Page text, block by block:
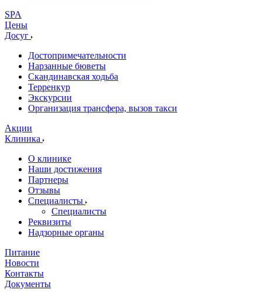
SPA
Цены
Досуг
Достопримечательности
Нарзанные бюветы
Скандинавская ходьба
Терренкур
Экскурсии
Организация трансфера, вызов такси
Акции
Клиника
О клинике
Наши достижения
Партнеры
Отзывы
Специалисты
Специалисты
Реквизиты
Надзорные органы
Питание
Новости
Контакты
Документы